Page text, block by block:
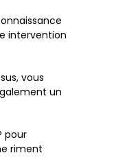
intervention
vous
un
pour
riment